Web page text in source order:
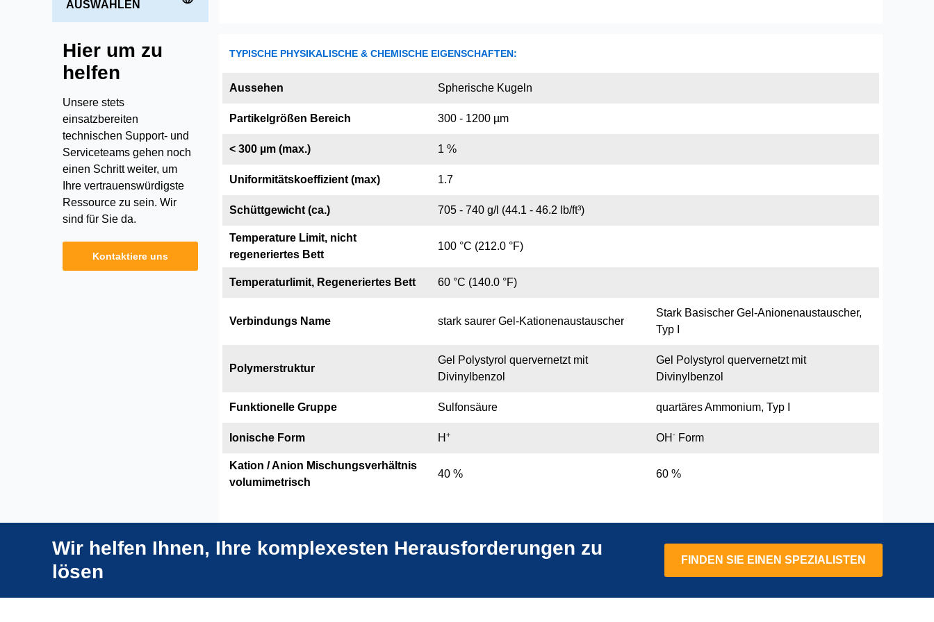
AUSWÄHLEN
Hier um zu
helfen
Unsere stets
einsatzbereiten
technischen Support- und
Serviceteams gehen noch
einen Schritt weiter, um
Ihre vertrauenswürdigste
Ressource zu sein. Wir
sind für Sie da.
Kontaktiere uns
TYPISCHE PHYSIKALISCHE & CHEMISCHE EIGENSCHAFTEN:
Aussehen Spherische Kugeln
Partikelgrößen Bereich 300 - 1200 µm
< 300 µm (max.) 1 %
Uniformitätskoeffizient (max) 1.7
Schüttgewicht (ca.) 705 - 740 g/l (44.1 - 46.2 lb/ft³)
Temperature Limit, nicht
regeneriertes Bett
100 °C (212.0 °F)
Temperaturlimit, Regeneriertes Bett 60 °C (140.0 °F)
Verbindungs Name stark saurer Gel-Kationenaustauscher
Stark Basischer Gel-Anionenaustauscher,
Typ I
Polymerstruktur
Gel Polystyrol quervernetzt mit
Divinylbenzol
Gel Polystyrol quervernetzt mit
Divinylbenzol
Funktionelle Gruppe Sulfonsäure quartäres Ammonium, Typ I
Ionische Form H + OH -Form
Kation / Anion Mischungsverhältnis
volumimetrisch
40 % 60 %
Wir helfen Ihnen, Ihre komplexesten Herausforderungen zu
lösen
FINDEN SIE EINEN SPEZIALISTEN